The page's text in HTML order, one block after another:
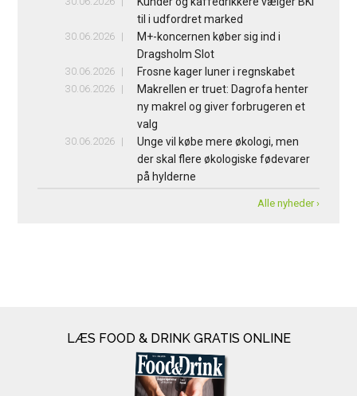
til i udfordret marked
30.06.2026
M+-koncernen køber sig ind i
Dragsholm Slot
30.06.2026 Frosne kager luner i regnskabet
30.06.2026
Makrellen er truet: Dagrofa henter
ny makrel og giver forbrugeren et
valg
30.06.2026
Unge vil købe mere økologi, men
der skal flere økologiske fødevarer
på hylderne
Alle nyheder ›
LÆS FOOD & DRINK GRATIS ONLINE